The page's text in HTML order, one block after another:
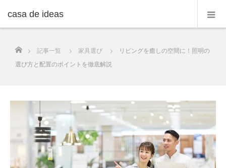
casa de ideas
ホーム
記事一覧 家具選び
リビングを癒しの空間に！照明の
選び方と配置のポイントを徹底解説